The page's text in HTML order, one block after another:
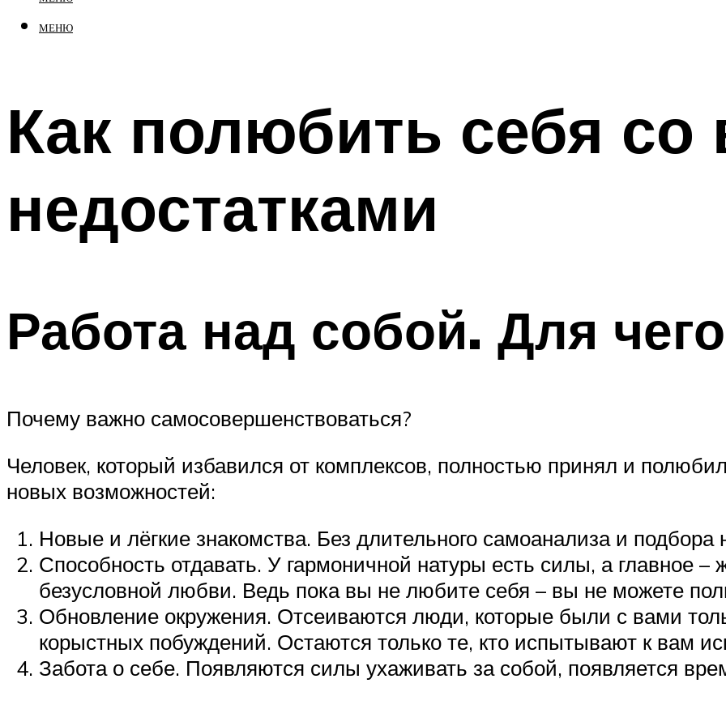
МЕНЮ
Как полюбить себя со
недостатками
Работа над собой. Для
Почему важно самосовершенствоваться?
Человек, который избавился от комплексов, полностью принял и
новых возможностей:
Новые и лёгкие знакомства. Без длительного самоанализа и подбора
Способность отдавать. У гармоничной натуры есть силы, а главное
безусловной любви. Ведь пока вы не любите себя – вы не можете
Обновление окружения. Отсеиваются люди, которые были с вами
корыстных побуждений. Остаются только те, кто испытывают к вам
Забота о себе. Появляются силы ухаживать за собой, появляется